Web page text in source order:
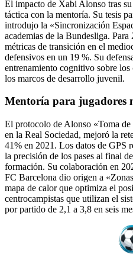
El impacto de Xabi Alonso tras
táctica con la mentoría. Su tesis
introdujo la «Sincronización
academias de la Bundesliga.
métricas de transición en el
defensivos en un 19 %. Su
entrenamiento cognitivo sobre
los marcos de desarrollo juvenil.
Mentoría para jugadores
El protocolo de Alonso «Toma
en la Real Sociedad, mejoró la
41% en 2021. Los datos de GPS
la precisión de los pases al final
formación. Su colaboración en
FC Barcelona dio origen a
mapa de calor que optimiza el
centrocampistas que utilizan el
por partido de 2,1 a 3,8 en seis